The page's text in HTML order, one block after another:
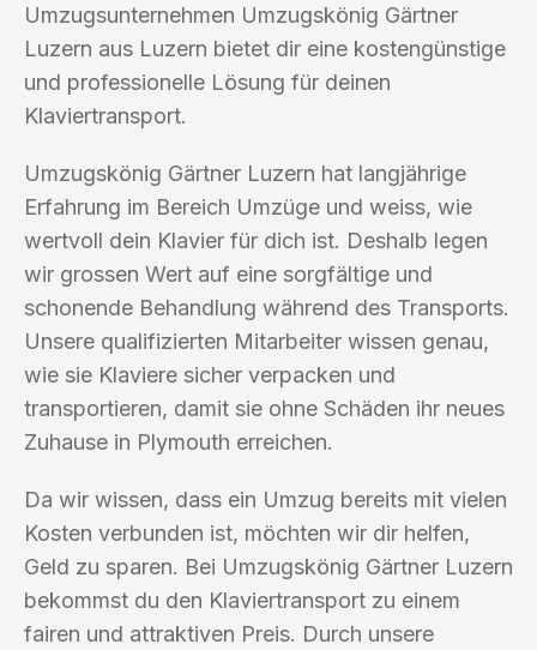
Umzugsunternehmen Umzugskönig Gärtner
Luzern aus Luzern bietet dir eine kostengünstige
und professionelle Lösung für deinen
Klaviertransport.
Umzugskönig Gärtner Luzern hat langjährige
Erfahrung im Bereich Umzüge und weiss, wie
wertvoll dein Klavier für dich ist. Deshalb legen
wir grossen Wert auf eine sorgfältige und
schonende Behandlung während des Transports.
Unsere qualifizierten Mitarbeiter wissen genau,
wie sie Klaviere sicher verpacken und
transportieren, damit sie ohne Schäden ihr neues
Zuhause in Plymouth erreichen.
Da wir wissen, dass ein Umzug bereits mit vielen
Kosten verbunden ist, möchten wir dir helfen,
Geld zu sparen. Bei Umzugskönig Gärtner Luzern
bekommst du den Klaviertransport zu einem
fairen und attraktiven Preis. Durch unsere